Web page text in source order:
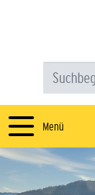
Menü